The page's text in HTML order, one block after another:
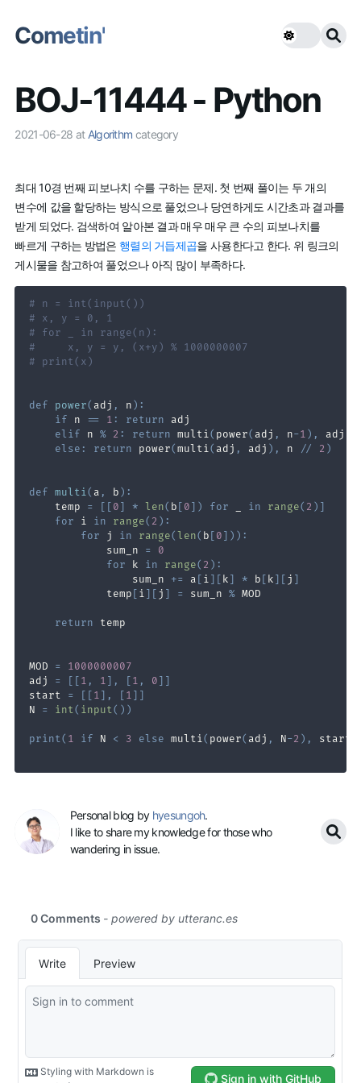
Cometin'
BOJ-11444 - Python
2021-06-28 at Algorithm category
최대 10경 번째 피보나치 수를 구하는 문제. 첫 번째 풀이는 두 개의
변수에 값을 할당하는 방식으로 풀었으나 당연하게도 시간초과 결과를
받게 되었다. 검색하여 알아본 결과 매우 매우 큰 수의 피보나치를
빠르게 구하는 방법은 행렬의 거듭제곱을 사용한다고 한다. 위 링크의
게시물을 참고하여 풀었으나 아직 많이 부족하다.
# n = int(input())
# x, y = 0, 1
# for _ in range(n):
#     x, y = y, (x+y) % 1000000007
# print(x)
def power( adj , n ) :
if n == 1 : return
elif n % 2 : return multi( power( adj , n-1 ) , adj
else : return power(multi( adj , adj ) , n // 2 )
def multi( a , b ) :
    temp
= [ [ 0 ] * len( b [ 0 ] ) for in range( 2 ) ]
for i in range( 2 ) :
for j in range(len( b [ 0 ] ) ) :
            sum_n
=
0
for k in range( 2 ) :
                sum_n
+= a [ i ] [ k ] * b [ k ] [ j ]
            temp
[ i ] [ j ] = sum_n %
return
MOD =
1000000007
adj = [ [ 1 , 1 ] , [ 1 , 0 ] ]
start = [ [ 1 ] , [ 1 ] ]
N = int( input( ) )
print( 1 if N < 3 else multi( power( adj , N-2 ) , start
Personal blog by hyesungoh.
I like to share my knowledge for those who
wandering in issue.